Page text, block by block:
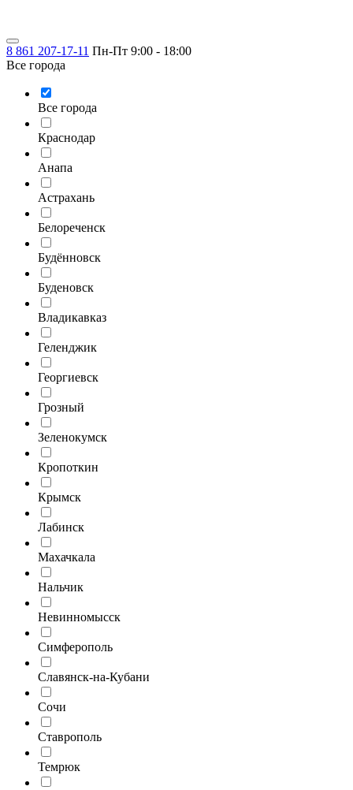
8 861 207-17-11 Пн-Пт 9:00 - 18:00
Все города
Все города
Краснодар
Анапа
Астрахань
Белореченск
Будённовск
Буденовск
Владикавказ
Геленджик
Георгиевск
Грозный
Зеленокумск
Кропоткин
Крымск
Лабинск
Махачкала
Нальчик
Невинномысск
Симферополь
Славянск-на-Кубани
Сочи
Ставрополь
Темрюк